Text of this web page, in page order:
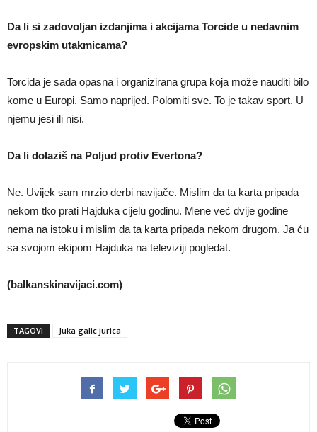
Da li si zadovoljan izdanjima i akcijama Torcide u nedavnim
evropskim utakmicama?
Torcida je sada opasna i organizirana grupa koja može nauditi bilo
kome u Europi. Samo naprijed. Polomiti sve. To je takav sport. U
njemu jesi ili nisi.
Da li dolaziš na Poljud protiv Evertona?
Ne. Uvijek sam mrzio derbi navijače. Mislim da ta karta pripada
nekom tko prati Hajduka cijelu godinu. Mene već dvije godine
nema na istoku i mislim da ta karta pripada nekom drugom. Ja ću
sa svojom ekipom Hajduka na televiziji pogledat.
(balkanskinavijaci.com)
TAGOVI Juka galic jurica